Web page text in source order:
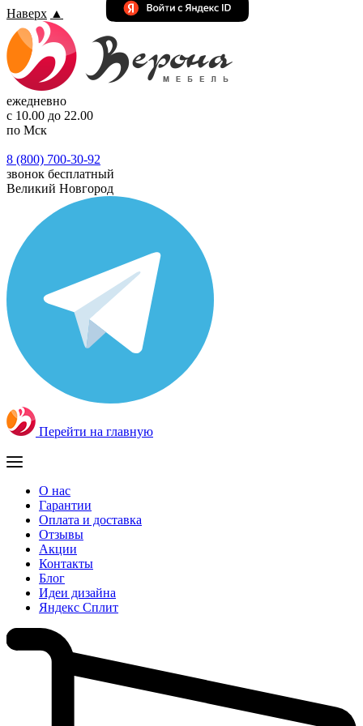
Наверх ▲
ежедневно
с 10.00 до 22.00
по Мск
8 (800) 700-30-92
звонок бесплатный
Великий Новгород
Перейти на главную
О нас
Гарантии
Оплата и доставка
Отзывы
Акции
Контакты
Блог
Идеи дизайна
Яндекс Сплит